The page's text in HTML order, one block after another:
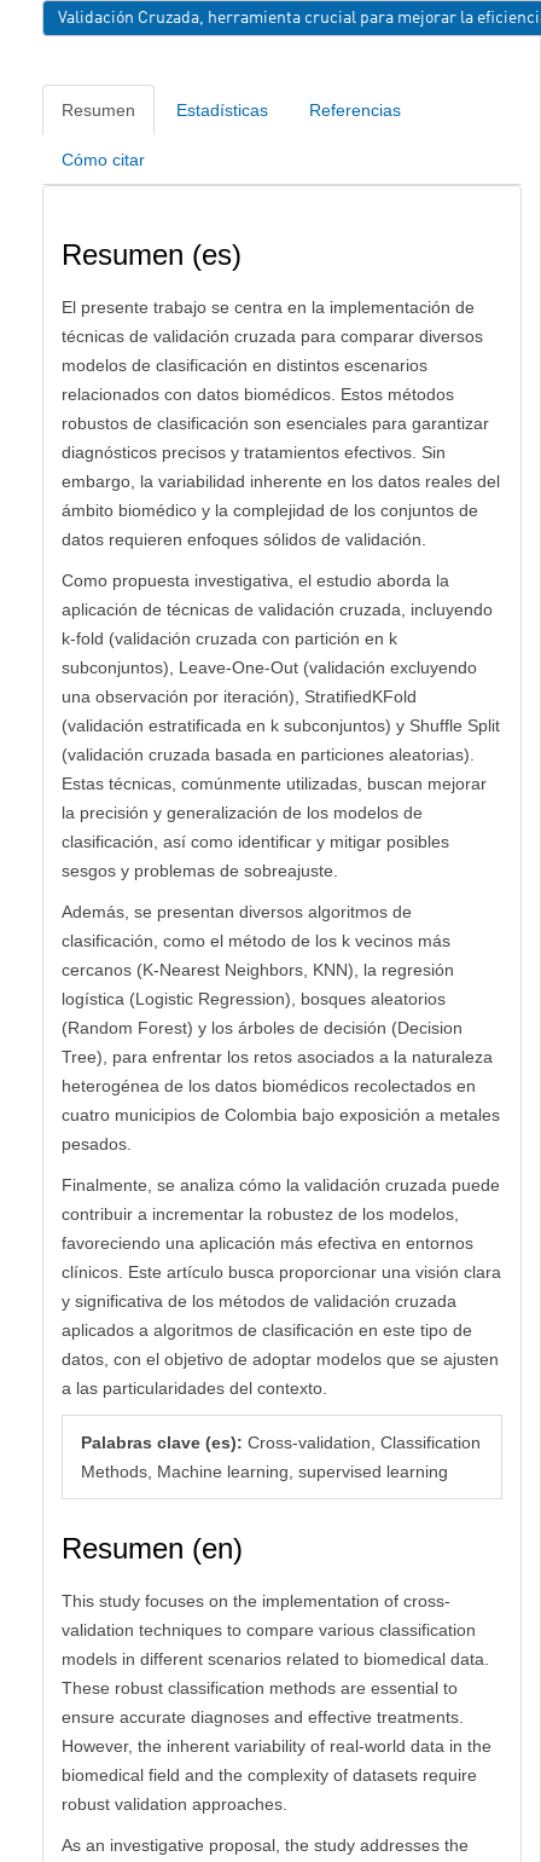
Validación Cruzada, herramienta crucial para mejorar la
Resumen Estadísticas Referencias
Cómo citar
Resumen (es)
El presente trabajo se centra en la implementación de
técnicas de validación cruzada para comparar diversos
modelos de clasificación en distintos escenarios
relacionados con datos biomédicos. Estos métodos
robustos de clasificación son esenciales para garantizar
diagnósticos precisos y tratamientos efectivos. Sin
embargo, la variabilidad inherente en los datos reales del
ámbito biomédico y la complejidad de los conjuntos de
datos requieren enfoques sólidos de validación.
Como propuesta investigativa, el estudio aborda la
aplicación de técnicas de validación cruzada, incluyendo
k-fold (validación cruzada con partición en k
subconjuntos), Leave-One-Out (validación excluyendo
una observación por iteración), StratifiedKFold
(validación estratificada en k subconjuntos) y Shuffle Split
(validación cruzada basada en particiones aleatorias).
Estas técnicas, comúnmente utilizadas, buscan mejorar
la precisión y generalización de los modelos de
clasificación, así como identificar y mitigar posibles
sesgos y problemas de sobreajuste.
Además, se presentan diversos algoritmos de
clasificación, como el método de los k vecinos más
cercanos (K-Nearest Neighbors, KNN), la regresión
logística (Logistic Regression), bosques aleatorios
(Random Forest) y los árboles de decisión (Decision
Tree), para enfrentar los retos asociados a la naturaleza
heterogénea de los datos biomédicos recolectados en
cuatro municipios de Colombia bajo exposición a metales
pesados.
Finalmente, se analiza cómo la validación cruzada puede
contribuir a incrementar la robustez de los modelos,
favoreciendo una aplicación más efectiva en entornos
clínicos. Este artículo busca proporcionar una visión clara
y significativa de los métodos de validación cruzada
aplicados a algoritmos de clasificación en este tipo de
datos, con el objetivo de adoptar modelos que se ajusten
a las particularidades del contexto.
Palabras clave (es): Cross-validation, Classification
Methods, Machine learning, supervised learning
Resumen (en)
This study focuses on the implementation of cross-
validation techniques to compare various classification
models in different scenarios related to biomedical data.
These robust classification methods are essential to
ensure accurate diagnoses and effective treatments.
However, the inherent variability of real-world data in the
biomedical field and the complexity of datasets require
robust validation approaches.
As an investigative proposal, the study addresses the